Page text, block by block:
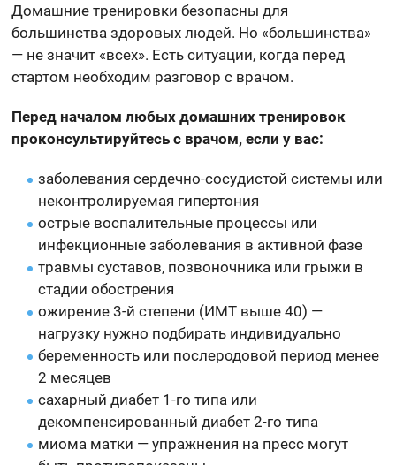
Домашние тренировки безопасны для
большинства здоровых людей. Но «большинства»
— не значит «всех». Есть ситуации, когда перед
стартом необходим разговор с врачом.
Перед началом любых домашних тренировок
проконсультируйтесь с врачом, если у вас:
заболевания сердечно-сосудистой системы или
неконтролируемая гипертония
острые воспалительные процессы или
инфекционные заболевания в активной фазе
травмы суставов, позвоночника или грыжи в
стадии обострения
ожирение 3-й степени (ИМТ выше 40) —
нагрузку нужно подбирать индивидуально
беременность или послеродовой период менее
2 месяцев
сахарный диабет 1-го типа или
декомпенсированный диабет 2-го типа
миома матки — упражнения на пресс могут